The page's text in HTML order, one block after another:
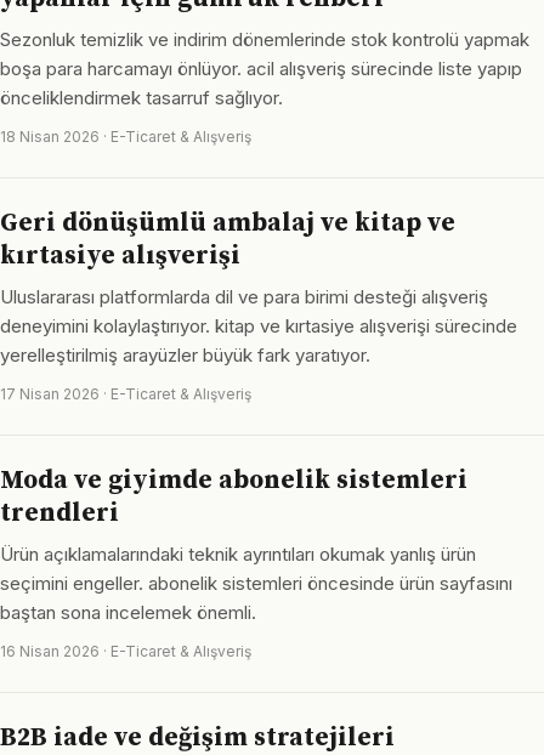
Sezonluk temizlik ve indirim dönemlerinde stok kontrolü yapmak
boşa para harcamayı önlüyor. acil alışveriş sürecinde liste yapıp
önceliklendirmek tasarruf sağlıyor.
18 Nisan 2026 · E-Ticaret & Alışveriş
Geri dönüşümlü ambalaj ve kitap ve
kırtasiye alışverişi
Uluslararası platformlarda dil ve para birimi desteği alışveriş
deneyimini kolaylaştırıyor. kitap ve kırtasiye alışverişi sürecinde
yerelleştirilmiş arayüzler büyük fark yaratıyor.
17 Nisan 2026 · E-Ticaret & Alışveriş
Moda ve giyimde abonelik sistemleri
trendleri
Ürün açıklamalarındaki teknik ayrıntıları okumak yanlış ürün
seçimini engeller. abonelik sistemleri öncesinde ürün sayfasını
baştan sona incelemek önemli.
16 Nisan 2026 · E-Ticaret & Alışveriş
B2B iade ve değişim stratejileri